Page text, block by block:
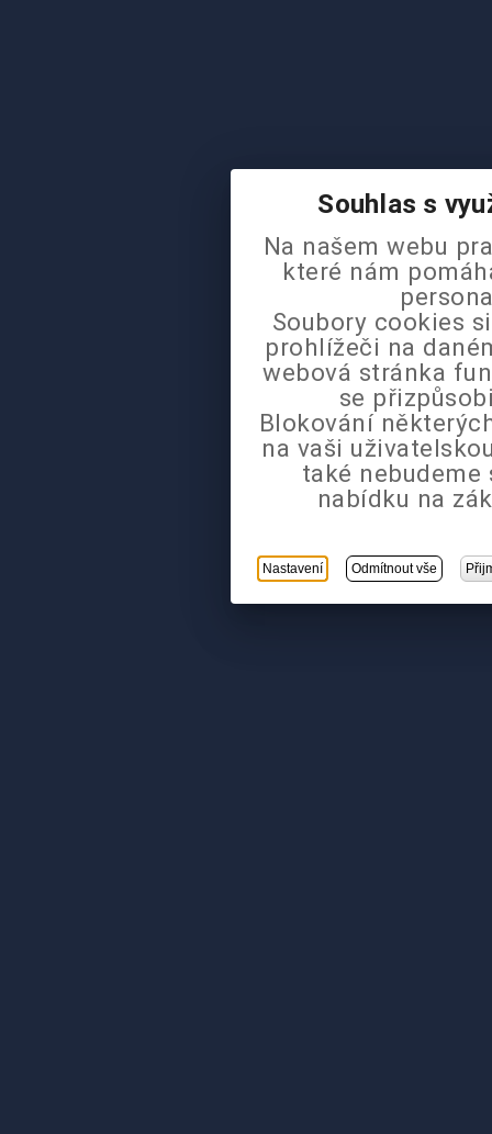
Souhlas s
Na našem webu
které nám
Soubory cookies
prohlížeči na
webová stránka
se
Blokování
na vaši
také
nabídku na
Nastavení Odmítnout vše